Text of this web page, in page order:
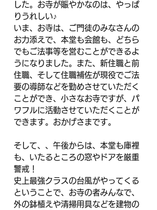
した。お寺が賑やかなのは、やっぱ
りうれしい♪
いま、お寺は、ご門徒のみなさんの
お力添えで、本堂も会館も、どちら
でもご法事等を営むことができるよ
うになりました。また、新住職と前
住職、そして住職補佐が現役でご法
要の導師などを勤めさせていただく
ことができ、小さなお寺ですが、パ
ワフルに活動させていただくことが
できます。おかげさまです。
そして、、午後からは、本堂も庫裡
も、いたるところの窓やドアを厳重
警戒！
史上最強クラスの台風がやってくる
ということで、お寺の者みんなで、
外の鉢植えや清掃用具などを建物の